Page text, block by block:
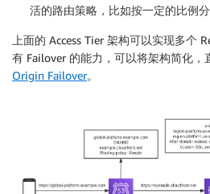
活的路由策略，比如按一定的比例
上面的 Access Tier 架构可以实现多个
有 Failover 的能力，可以将架构简化
Origin Failover。